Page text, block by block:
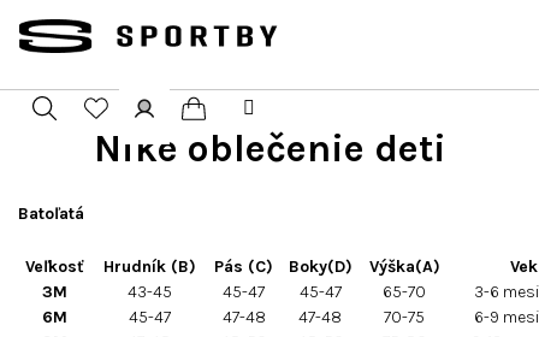
obsah
Hledat PřihlášeníNákupní
Nike oblečenie deti
Batoľatá
Veľkosť Hrudník (B) Pás (C) Boky(D) Výška(A)
3M
43-45 45-47 45-47 65-70
3-6
6M
45-47 47-48 47-48 70-75
6-9